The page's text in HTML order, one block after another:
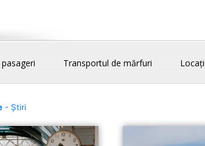
Transportul de mărfuri
- Știri